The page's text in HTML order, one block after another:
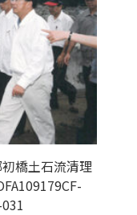
橋土石流清理